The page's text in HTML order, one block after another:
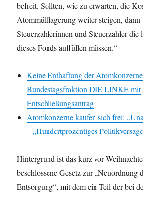
befreit. Sollten, wie zu erwarten, die
Atommülllagerung weiter steigen, dann
Steuerzahlerinnen und Steuerzahler die
dieses Fonds auffüllen müssen.“
Keine Enthaftung der
Bundestagsfraktion DIE LINKE mit
Entschließungsantrag
Atomkonzerne kaufen sich frei:
– „Hundertprozentiges
Hintergrund ist das kurz vor
beschlossene Gesetz zur „Neuordnung
Entsorgung“, mit dem ein Teil der bei